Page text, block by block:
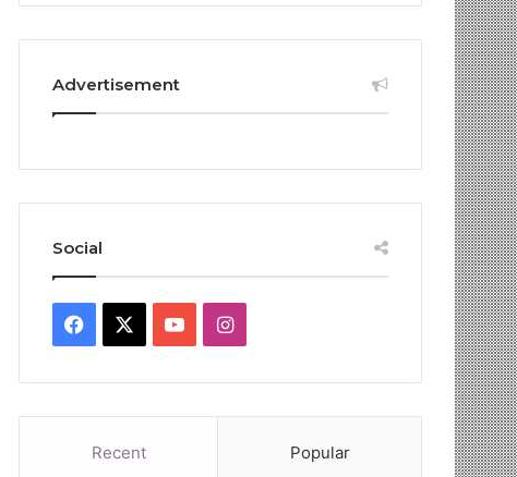
Advertisement
Social
Facebook YouTubeInstagram
Recent Popular